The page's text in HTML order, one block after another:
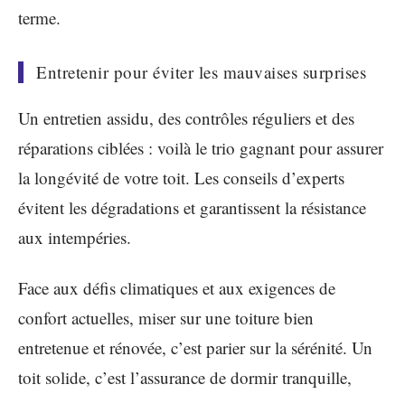
terme.
Entretenir pour éviter les mauvaises surprises
Un entretien assidu, des contrôles réguliers et des
réparations ciblées : voilà le trio gagnant pour assurer
la longévité de votre toit. Les conseils d’experts
évitent les dégradations et garantissent la résistance
aux intempéries.
Face aux défis climatiques et aux exigences de
confort actuelles, miser sur une toiture bien
entretenue et rénovée, c’est parier sur la sérénité. Un
toit solide, c’est l’assurance de dormir tranquille,